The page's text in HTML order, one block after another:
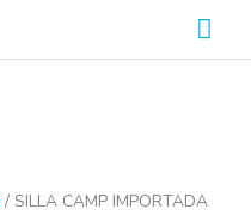
/ SILLA CAMP IMPORTADA